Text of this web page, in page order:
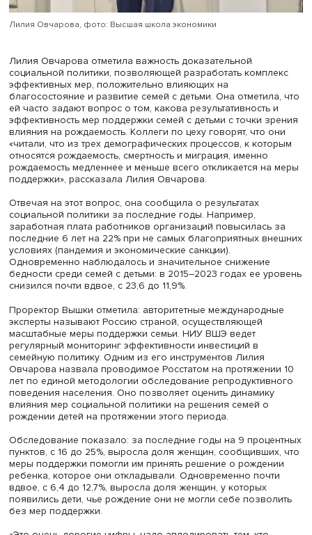
Лилия Овчарова, фото: Высшая школа экономики
Лилия Овчарова отметила важность доказательной
социальной политики, позволяющей разработать
благосостояние и развитие семей с детьми. Она
ей часто задают вопрос о том, какова
эффективность мер поддержки семей с детьми с точки
влияния на рождаемость. Коллеги по цеху говорят, что
«читали, что из трех демографических процессов, к
относятся рождаемость, смертность и миграция, именно
рождаемость медленнее и меньше всего откликается
поддержки», рассказала Лилия Овчарова.
социальной политики за последние годы. Например,
заработная плата работников организаций
последние 6 лет на 22% при не самых благоприятных
условиях (пандемия и экономические санкции).
Одновременно наблюдалось и значительное снижение
бедности среди семей с детьми: в 2015–2023 годах ее